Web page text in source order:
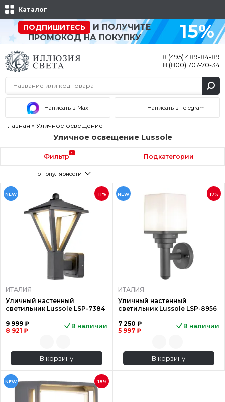
Каталог
ПОДПИШИТЕСЬ
И ПОЛУЧИТЕ
ПРОМОКОД НА ПОКУПКУ
15%
8 (495) 489-84-89
8 (800) 707-70-34
Написать в Max Написать в Telegram
Главная » Уличное освещение
Уличное освещение Lussole
Фильтр 1 Подкатегории
По популярности
NEW 11%
ИТАЛИЯ
Уличный настенный
светильник Lussole LSP-7384
9 999 ₽
8 921 ₽
В наличии
В корзину
NEW 17%
ИТАЛИЯ
Уличный настенный
светильник Lussole LSP-8956
7 250 ₽
5 997 ₽
В наличии
В корзину
NEW 18%